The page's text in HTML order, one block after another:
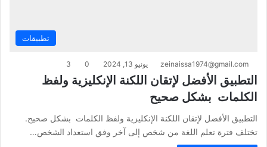
تطبيقات
zeinaissa1974@gmail.com يونيو 13, 2024 0
3
التطبيق الأفضل لإتقان اللكنة الإنكليزية ولفظ
الكلمات بشكل صحيح
التطبيق الأفضل لإتقان اللكنة الإنكليزية ولفظ الكلمات بشكل صحيح.
تختلف فترة تعلم اللغة من شخص إلى آخر وفق استعداد الشخص…